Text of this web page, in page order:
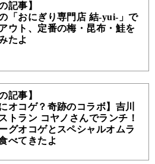
記事】
「おにぎり専門店 結-yui-」で
ウト、定番の梅・昆布・鮭を
たよ
記事】
オコゲ？奇跡のコラボ】吉川
トラン コヤノさんでランチ！
グオコゲとスペシャルオムラ
べてきたよ